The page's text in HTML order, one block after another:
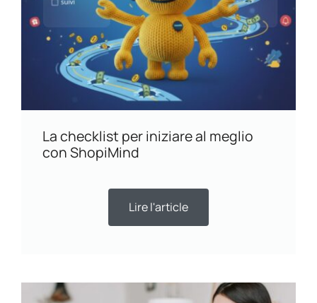
La checklist per iniziare al meglio
con ShopiMind
Lire l'article